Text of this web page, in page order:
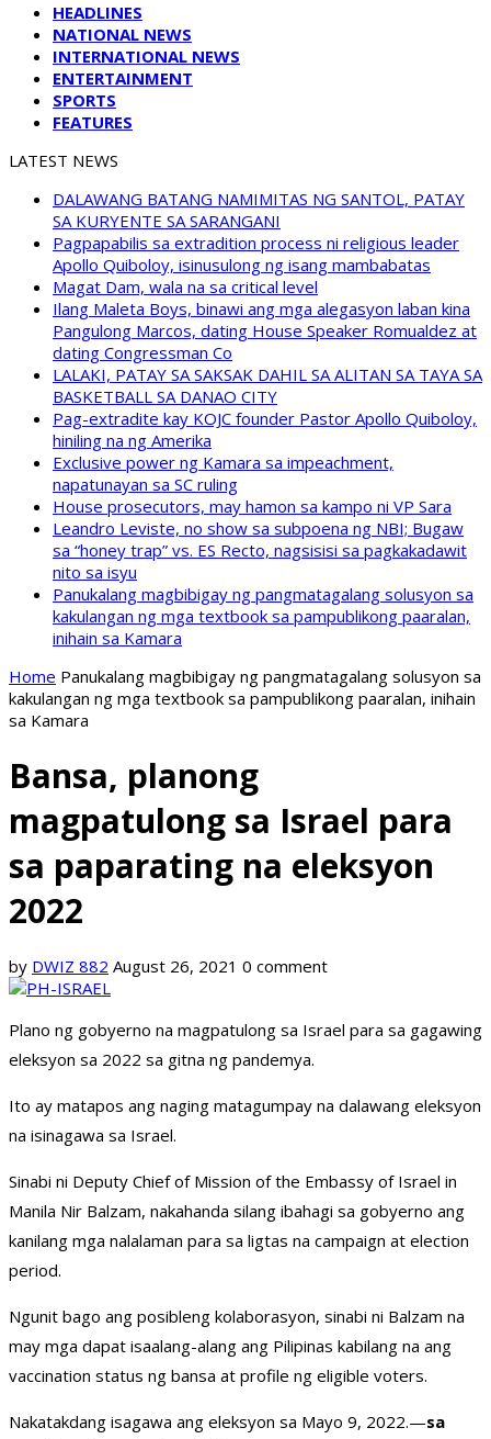
HEADLINES
NATIONAL NEWS
INTERNATIONAL NEWS
ENTERTAINMENT
SPORTS
FEATURES
LATEST NEWS
DALAWANG BATANG NAMIMITAS NG SANTOL, PATAY
SA KURYENTE SA SARANGANI
Pagpapabilis sa extradition process ni religious leader
Apollo Quiboloy, isinusulong ng isang mambabatas
Magat Dam, wala na sa critical level
Ilang Maleta Boys, binawi ang mga alegasyon laban kina
Pangulong Marcos, dating House Speaker Romualdez at
dating Congressman Co
LALAKI, PATAY SA SAKSAK DAHIL SA ALITAN SA TAYA SA
BASKETBALL SA DANAO CITY
Pag-extradite kay KOJC founder Pastor Apollo Quiboloy,
hiniling na ng Amerika
Exclusive power ng Kamara sa impeachment,
napatunayan sa SC ruling
House prosecutors, may hamon sa kampo ni VP Sara
Leandro Leviste, no show sa subpoena ng NBI; Bugaw
sa “honey trap” vs. ES Recto, nagsisisi sa pagkakadawit
nito sa isyu
Panukalang magbibigay ng pangmatagalang solusyon sa
kakulangan ng mga textbook sa pampublikong paaralan,
inihain sa Kamara
Home Panukalang magbibigay ng pangmatagalang solusyon sa
kakulangan ng mga textbook sa pampublikong paaralan, inihain
sa Kamara
Bansa, planong
magpatulong sa Israel para
sa paparating na eleksyon
2022
by DWIZ 882 August 26, 2021 0 comment
Plano ng gobyerno na magpatulong sa Israel para sa gagawing
eleksyon sa 2022 sa gitna ng pandemya.
Ito ay matapos ang naging matagumpay na dalawang eleksyon
na isinagawa sa Israel.
Sinabi ni Deputy Chief of Mission of the Embassy of Israel in
Manila Nir Balzam, nakahanda silang ibahagi sa gobyerno ang
kanilang mga nalalaman para sa ligtas na campaign at election
period.
Ngunit bago ang posibleng kolaborasyon, sinabi ni Balzam na
may mga dapat isaalang-alang ang Pilipinas kabilang na ang
vaccination status ng bansa at profile ng eligible voters.
Nakatakdang isagawa ang eleksyon sa Mayo 9, 2022.—sa